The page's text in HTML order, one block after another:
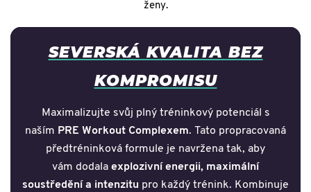
ženy.
SEVERSKÁ KVALITA BEZ
KOMPROMISU
Maximalizujte svůj plný tréninkový potenciál s
naším PRE Workout Complexem. Tato propracovaná
předtréninková formule je navržena tak, aby
vám dodala explozivní energii, maximální
soustředění a intenzitu pro každý trénink. Kombinuje